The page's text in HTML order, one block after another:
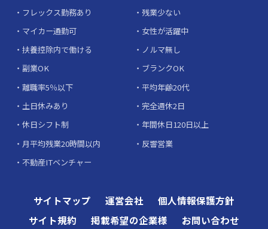
フレックス勤務あり
残業少ない
マイカー通勤可
女性が活躍中
扶養控除内で働ける
ノルマ無し
副業OK
ブランクOK
離職率5％以下
平均年齢20代
土日休みあり
完全週休2日
休日シフト制
年間休日120日以上
月平均残業20時間以内
反響営業
不動産ITベンチャー
サイトマップ 運営会社
個人情報保護方針
サイト規約
掲載希望の企業様 お問い合わせ